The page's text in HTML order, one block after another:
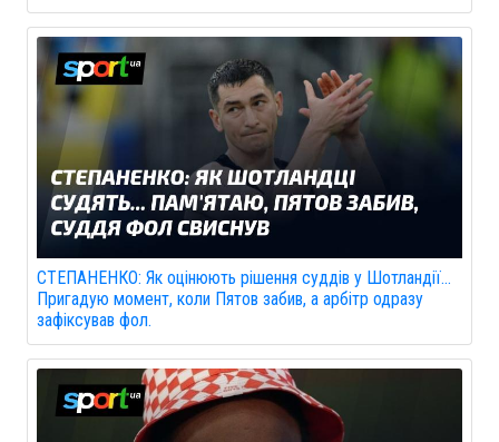
СТЕПАНЕНКО: Як оцінюють рішення суддів у Шотландії...
Пригадую момент, коли Пятов забив, а арбітр одразу
зафіксував фол.